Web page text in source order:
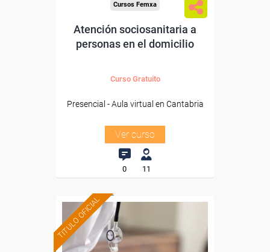
Cursos Femxa
Atención sociosanitaria a
personas en el domicilio
Curso Gratuito
Presencial - Aula virtual en Cantabria
Ver curso
0 11
TITULO OFICIAL Formación 100%
subvencionada.